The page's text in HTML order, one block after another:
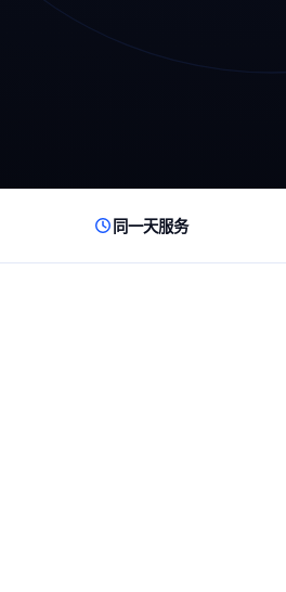
同一天服务